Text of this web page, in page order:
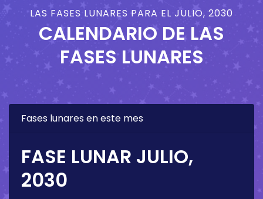
LAS FASES LUNARES PARA EL JULIO, 2030
CALENDARIO DE LAS
FASES LUNARES
Fases lunares en este mes
FASE LUNAR JULIO,
2030